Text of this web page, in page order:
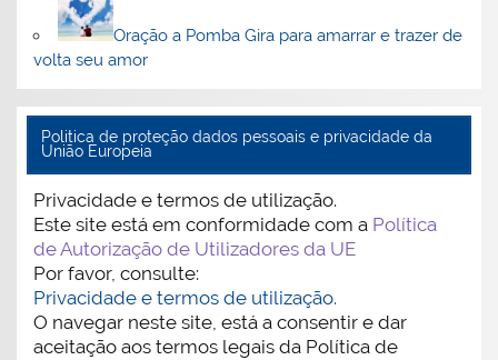
Oração a Pomba Gira para amarrar e trazer de
volta seu amor
Politica de proteção dados pessoais e privacidade da
União Europeia
Privacidade e termos de utilização.
Este site está em conformidade com a Política
de Autorização de Utilizadores da UE
Por favor, consulte:
Privacidade e termos de utilização.
O navegar neste site, está a consentir e dar
aceitação aos termos legais da Política de